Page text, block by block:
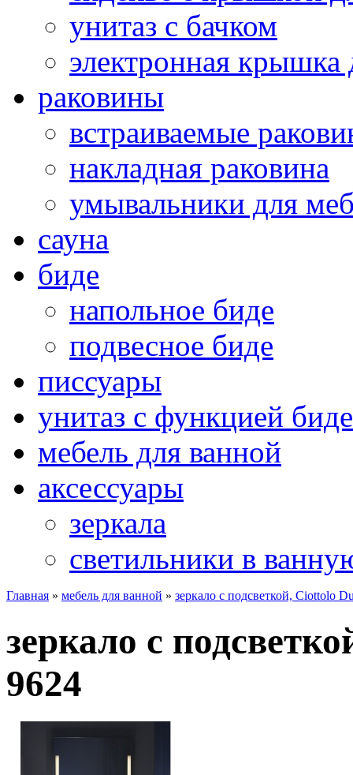
унитаз с бачком
электронная крышка
раковины
встраиваемые
накладная раковина
умывальники для
сауна
биде
напольное биде
подвесное биде
писсуары
унитаз с функцией биде
мебель для ванной
аксессуары
зеркала
светильники в
Главная » мебель для ванной » зеркало с подсветкой, Ciottolo
зеркало с
9624